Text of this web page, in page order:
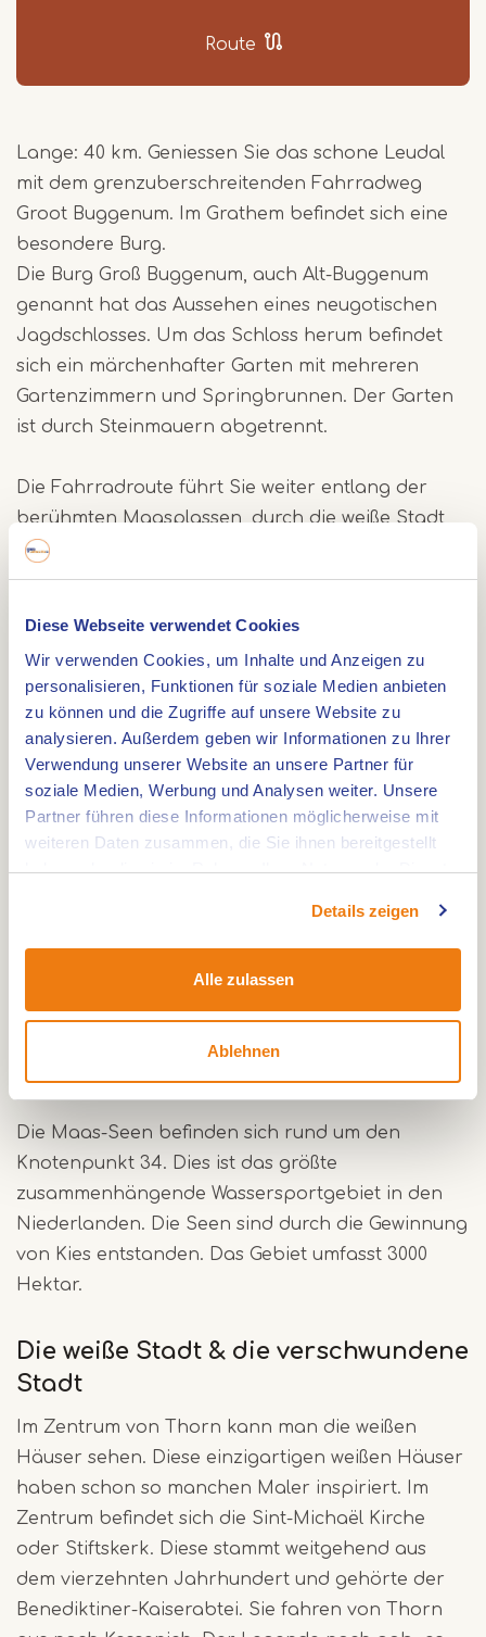
Diese Webseite verwendet Cookies
Wir verwenden Cookies, um Inhalte und Anzeigen zu
personalisieren, Funktionen für soziale Medien anbieten
zu können und die Zugriffe auf unsere Website zu
analysieren. Außerdem geben wir Informationen zu Ihrer
Verwendung unserer Website an unsere Partner für
soziale Medien, Werbung und Analysen weiter. Unsere
Partner führen diese Informationen möglicherweise mit
weiteren Daten zusammen, die Sie ihnen bereitgestellt
haben oder die sie im Rahmen Ihrer Nutzung der Dienste
Details zeigen
Alle zulassen
Ablehnen
Route
Lange: 40 km. Geniessen Sie das schone Leudal
mit dem grenzuberschreitenden Fahrradweg
Groot Buggenum. Im Grathem befindet sich eine
besondere Burg.
Die Burg Groß Buggenum, auch Alt-Buggenum
genannt hat das Aussehen eines neugotischen
Jagdschlosses. Um das Schloss herum befindet
sich ein märchenhafter Garten mit mehreren
Gartenzimmern und Springbrunnen. Der Garten
ist durch Steinmauern abgetrennt.
Die Fahrradroute führt Sie weiter entlang der
berühmten Maasplassen, durch die weiße Stadt
Thorn und durch Kessenich in Belgien mit seiner
verschwundenen Stadt, die heute Vijverbroek
und an den Parkplätzen zwischen den
Knotenpunkten 21 und 53 (Thorn) anfangen.
Groß Buggenum
Kurz vor dem Dorf Grathem liegt die Burg Groot
Buggenum. Die Burg wurde erstmals 1419 erwähnt.
Während des Zweiten Weltkriegs wurde das
Schloss so stark beschädigt, dass es in den
Burg der Provinz Limburg geschenkt.
Die Maas-Seen
Die Maas-Seen befinden sich rund um den
Knotenpunkt 34. Dies ist das größte
zusammenhängende Wassersportgebiet in den
Niederlanden. Die Seen sind durch die Gewinnung
von Kies entstanden. Das Gebiet umfasst 3000
Hektar.
Die weiße Stadt & die verschwundene
Stadt
Im Zentrum von Thorn kann man die weißen
Häuser sehen. Diese einzigartigen weißen Häuser
haben schon so manchen Maler inspiriert. Im
Zentrum befindet sich die Sint-Michaël Kirche
oder Stiftskerk. Diese stammt weitgehend aus
dem vierzehnten Jahrhundert und gehörte der
Benediktiner-Kaiserabtei. Sie fahren von Thorn